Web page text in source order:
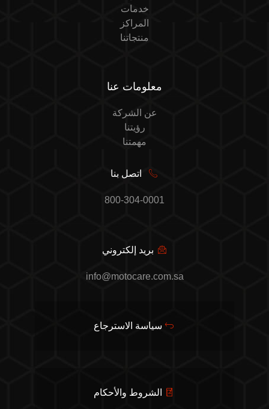
خدمات
المراكز
منتجاتنا
معلومات عنا
عن الشركة
رؤيتنا
مهمتنا
اتصل بنا
800-304-0001
بريد إلكتروني
info@motocare.com.sa
سياسة الاسترجاع
الشروط والأحكام